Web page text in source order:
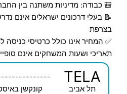
🎒 כבודה: מדיניות משתנה בין
📝 בעלי דרכונים ישראלים אינם
בצרפת
✅ המחיר אינו כולל כרטיסי
תאריכי ושעות המשחקים אינם
TELA
תל אביב
קונקשן